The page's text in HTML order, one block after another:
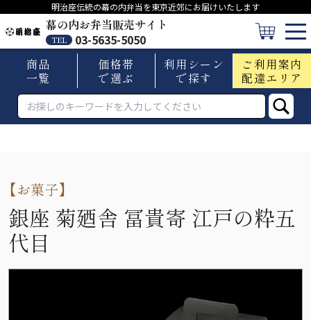
明治座伝統の幕の内弁当を東京近郊にお届けいたします
幕の内お弁当販売サイト
TEL
03-5635-5050
商品
一覧
価格帯
で選ぶ
利用シーン
で探す
ご利用案内
配達エリア
【お菓子】
銀座 菊廼舎 冨貴寄 江戸の粋五
代目